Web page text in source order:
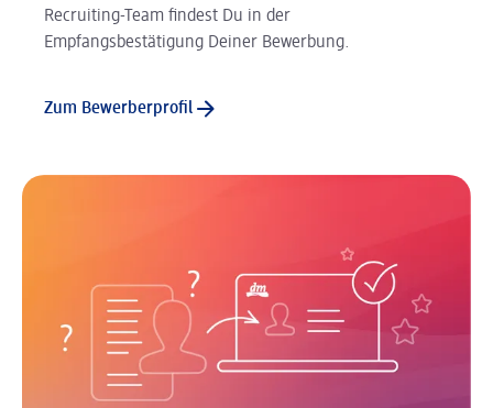
Recruiting-Team findest Du in der
Empfangsbestätigung Deiner Bewerbung.
Zum Bewerberprofil